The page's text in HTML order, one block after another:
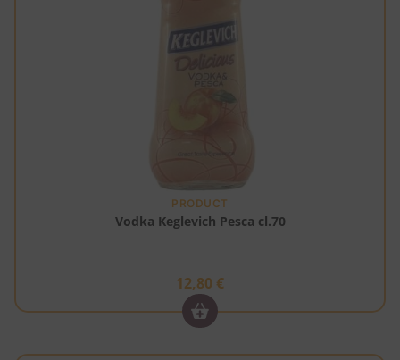
PRODUCT
Vodka Keglevich Pesca cl.70
12,80 €